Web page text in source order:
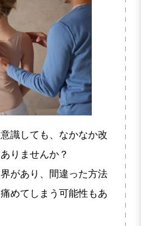
識しても、なかなか改
りませんか？
があり、間違った方法
めてしまう可能性もあ